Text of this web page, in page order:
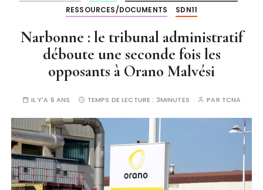
RESSOURCES/DOCUMENTS
SDN11
Narbonne : le tribunal administratif
déboute une seconde fois les
opposants à Orano Malvési
IL Y'A 6 ANS TEMPS DE LECTURE : 3MINUTES PAR TCNA